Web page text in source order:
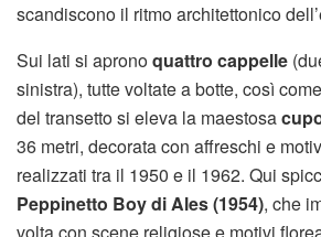
scandiscono il ritmo architettonico
Sui lati si apronoquattro cappelle
sinistra), tutte voltate a botte, così
del transetto si eleva la maestosa
36 metri, decorata con affreschi e
realizzati tra il 1950 e il 1962. Qui
Peppinetto Boy di Ales (1954), che